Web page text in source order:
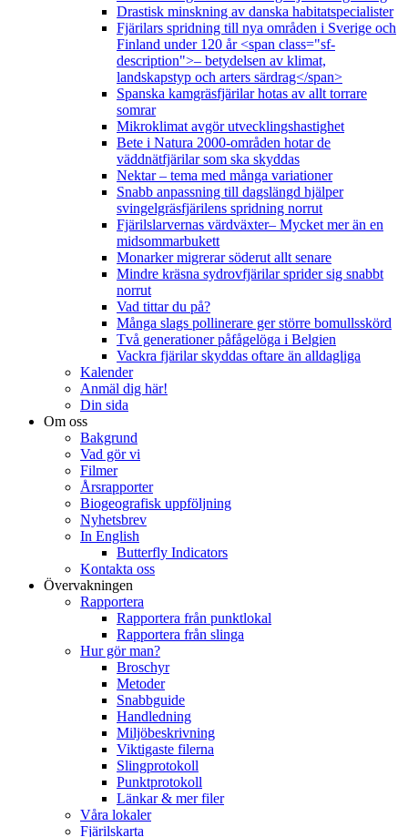
Drastisk minskning av danska habitatspecialister
Fjärilars spridning till nya områden i Sverige och
Finland under 120 år <span class="sf-
description">– betydelsen av klimat,
landskapstyp och arters särdrag</span>
Spanska kamgräsfjärilar hotas av allt torrare
somrar
Mikroklimat avgör utvecklingshastighet
Bete i Natura 2000-områden hotar de
väddnätfjärilar som ska skyddas
Nektar – tema med många variationer
Snabb anpassning till dagslängd hjälper
svingelgräsfjärilens spridning norrut
Fjärilslarvernas värdväxter– Mycket mer än en
midsommarbukett
Monarker migrerar söderut allt senare
Mindre kräsna sydrovfjärilar sprider sig snabbt
norrut
Vad tittar du på?
Många slags pollinerare ger större bomullsskörd
Två generationer påfågelöga i Belgien
Vackra fjärilar skyddas oftare än alldagliga
Kalender
Anmäl dig här!
Din sida
Om oss
Bakgrund
Vad gör vi
Filmer
Årsrapporter
Biogeografisk uppföljning
Nyhetsbrev
In English
Butterfly Indicators
Kontakta oss
Övervakningen
Rapportera
Rapportera från punktlokal
Rapportera från slinga
Hur gör man?
Broschyr
Metoder
Snabbguide
Handledning
Miljöbeskrivning
Viktigaste filerna
Slingprotokoll
Punktprotokoll
Länkar & mer filer
Våra lokaler
Fjärilskarta